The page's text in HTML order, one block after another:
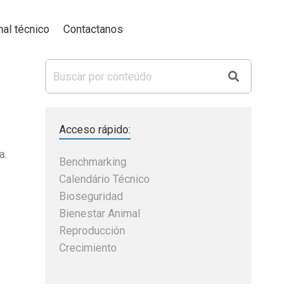
técnico Contactanos​
Acceso rápido:
Benchmarking
Calendário Técnico
Bioseguridad
Bienestar Animal
Reproducción
Crecimiento